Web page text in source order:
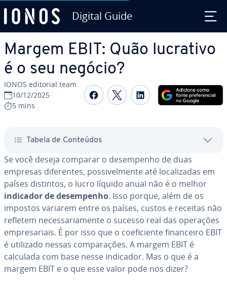
Digital Guide
Margem EBIT: Quão lucrativo
é o seu negócio?
IONOS editorial team
10/12/2025
5 mins
Com­par­ti­lhar no
Com­par­ti­lhar no
Com­par­ti­lhar
Tabela de Conteúdos
Se você deseja comparar o de­sem­pe­nho de duas
empresas di­fe­ren­tes, pos­si­vel­mente até lo­ca­li­za­das em
países distintos, o lucro líquido anual não é o melhor
indicador de de­sem­pe­nho. Isso porque, além de os
impostos variarem entre os países, custos e receitas não
refletem ne­ces­sa­ri­a­mente o sucesso real das operações
em­pre­sa­ri­ais. É por isso que o co­e­fi­ci­ente fi­nan­ceiro EBIT
é utilizado nessas com­pa­ra­ções. A margem EBIT é
calculada com base nesse indicador. Mas o que é a
margem EBIT e o que esse valor pode nos dizer?